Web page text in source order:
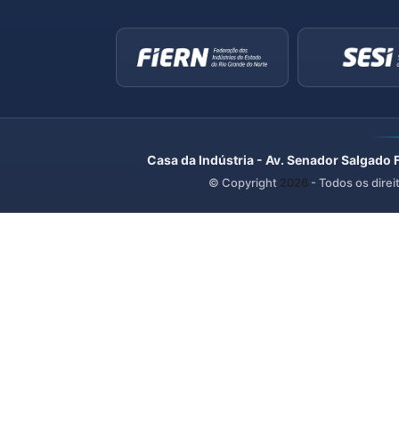
Casa da Indústria - Av. Senador
© Copyright 2026 - Todos os